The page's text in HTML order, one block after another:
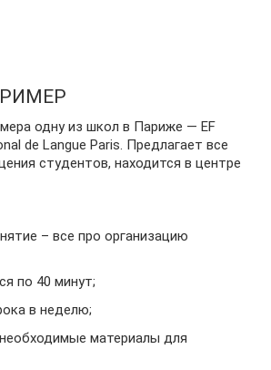
одну из школ в Париже — EF
de Langue Paris. Предлагает все
студентов, находится в центре
– все про организацию
по 40 минут;
в неделю;
материалы для